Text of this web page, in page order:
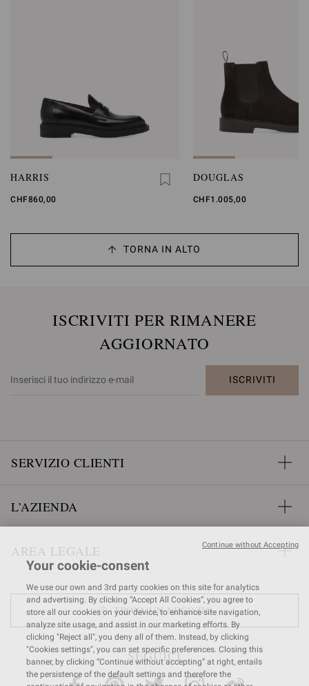
HARRIS
CHF860,00
DOUGLAS
CHF1.005,00
TORNA IN ALTO
ISCRIVITI PER RIMANERE
AGGIORNATO
ISCRIVITI
SERVIZIO CLIENTI
L’AZIENDA
AREA LEGALE
TROVA UN NEGOZIO
SEGUICI
Your cookie-consent
We use our own and 3rd party cookies on this site for analytics
and advertising. By clicking “Accept All Cookies”, you agree to
store all our cookies on your device, to enhance site navigation,
analyze site usage, and assist in our marketing efforts. By
clicking "Reject all", you deny all of them. Instead, by clicking
"Cookies settings", you can set specific preferences. Closing this
banner, by clicking “Continue without accepting” at right, entails
the persistence of the default settings and therefore the
Continue without Accepting